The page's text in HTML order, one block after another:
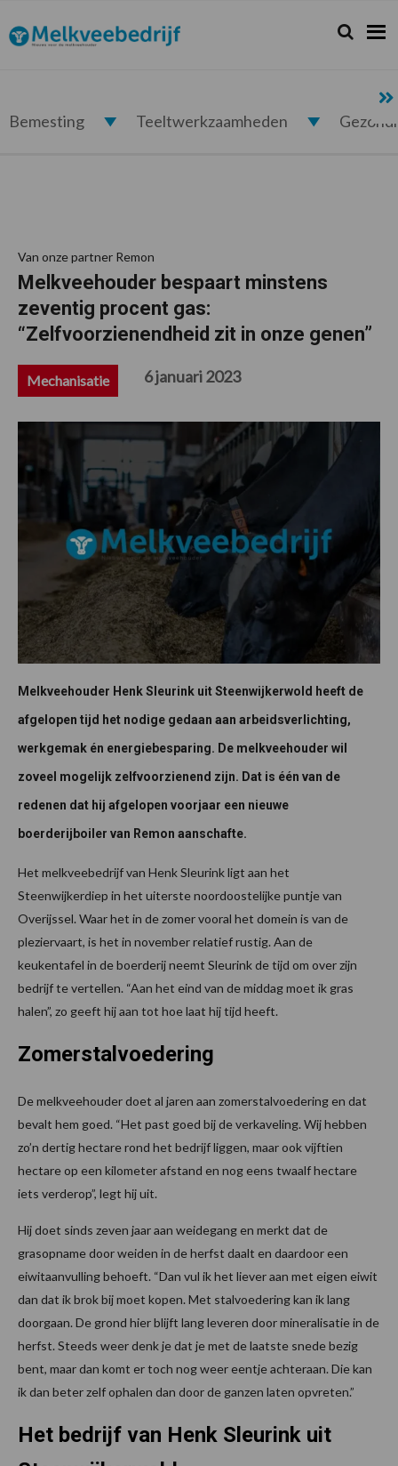
de
hoofdnavigatie
de
hoofd
de
eerste
de
voettekst
Melkveebedrijf.nl Zoeken...
Zoek
Bemesting Teeltwerkzaamheden
Van onze partner Remon
Melkveehouder bespaart minstens
zeventig procent gas:
“Zelfvoorzienendheid zit in onze genen”
Mechanisatie 6 januari 2023
Melkveehouder Henk Sleurink uit Steenwijkerwold heeft de
afgelopen tijd het nodige gedaan aan arbeidsverlichting,
werkgemak én energiebesparing. De melkveehouder wil
zoveel mogelijk zelfvoorzienend zijn. Dat is één van de
redenen dat hij afgelopen voorjaar een nieuwe
boerderijboiler van Remon aanschafte.
Het melkveebedrijf van Henk Sleurink ligt aan het
Steenwijkerdiep in het uiterste noordoostelijke puntje van
Overijssel. Waar het in de zomer vooral het domein is van de
pleziervaart, is het in november relatief rustig. Aan de
keukentafel in de boerderij neemt Sleurink de tijd om over zijn
bedrijf te vertellen. “Aan het eind van de middag moet ik gras
halen”, zo geeft hij aan tot hoe laat hij tijd heeft.
Zomerstalvoedering
De melkveehouder doet al jaren aan zomerstalvoedering en dat
bevalt hem goed. “Het past goed bij de verkaveling. Wij hebben
zo’n dertig hectare rond het bedrijf liggen, maar ook vijftien
hectare op een kilometer afstand en nog eens twaalf hectare
iets verderop”, legt hij uit.
Hij doet sinds zeven jaar aan weidegang en merkt dat de
grasopname door weiden in de herfst daalt en daardoor een
eiwitaanvulling behoeft. “Dan vul ik het liever aan met eigen eiwit
dan dat ik brok bij moet kopen. Met stalvoedering kan ik lang
doorgaan. De grond hier blijft lang leveren door mineralisatie in de
herfst. Steeds weer denk je dat je met de laatste snede bezig
bent, maar dan komt er toch nog weer eentje achteraan. Die kan
ik dan beter zelf ophalen dan door de ganzen laten opvreten.”
Het bedrijf van Henk Sleurink uit